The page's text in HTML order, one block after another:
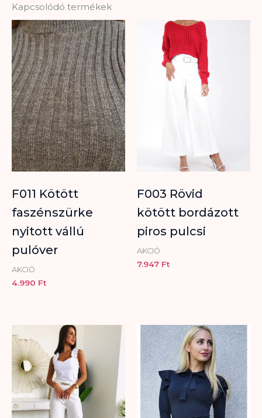
Kapcsolódó termékek
F011 Kötött
faszénszürke
nyitott vállú
pulóver
AKCIÓ
4.990 Ft
F003 Rövid
kötött bordázott
piros pulcsi
AKCIÓ
7.947 Ft